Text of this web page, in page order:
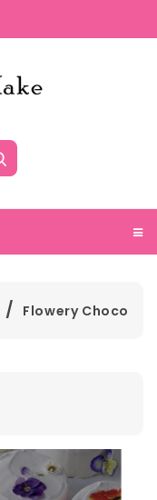
Flowery Choco